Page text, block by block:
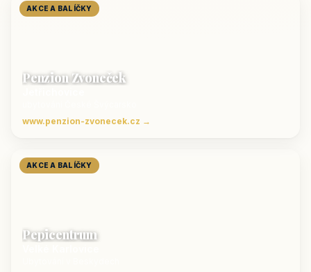
AKCE A BALÍČKY
Penzion Zvoneček
www.penzion-zvonecek.cz →
AKCE A BALÍČKY
Pepicentrum